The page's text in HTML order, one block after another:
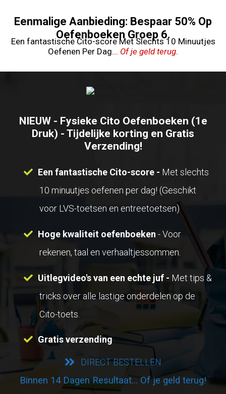
naarEenmalige Aanbieding: Bespaar 50% Op
Oefenboeken Groep 6.
Een fantastische Cito-score Met Slechts 10 Minuutjes
Oefenen Per Dag... Of je geld terug.
NIEUW - Fysieke Cito Oefenboeken (1e
Druk) - Tijdelijke korting en Gratis
Verzending!
Een fantastische Cito-score - Met slechts
10 minuutjes oefenen per dag! (Geschikt
voor LVS-toetsen en entreetoetsen)
Hoge kwaliteit oefenboeken - Voor
rekenen, taal en verhaaltjessommen.
Uitlegvideo's van een echte juf - Met tips &
tricks over alle lastige onderdelen op de
Cito-toets.
Gratis verzending
DIRECT BESTELLEN
Binnen 14 Dagen Resultaat... Of je geld terug!